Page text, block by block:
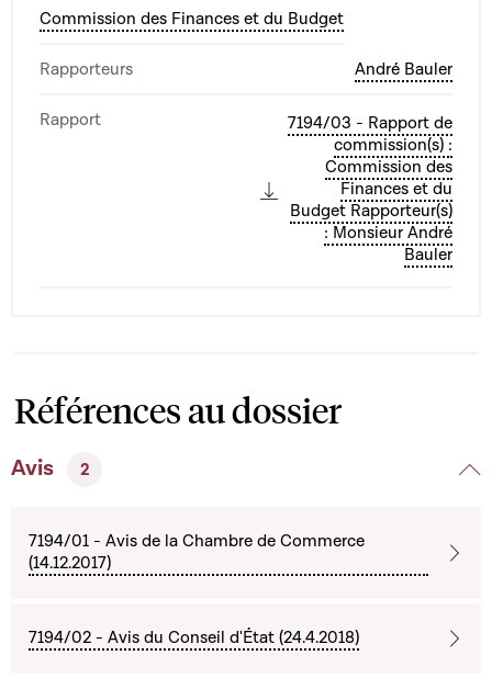
Commission des Finances et du Budget
Rapporteurs André Bauler
Rapport
7194/03 - Rapport de
commission(s) :
Commission des
Finances et du
Budget Rapporteur(s)
: Monsieur André
Bauler
Références au dossier
Avis 2
7194/01 - Avis de la Chambre de Commerce
(14.12.2017)
7194/02 - Avis du Conseil d'État (24.4.2018)